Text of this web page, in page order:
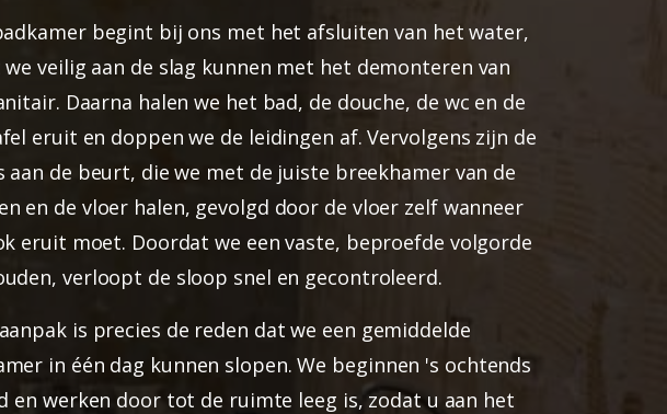
begint bij ons met het afsluiten van het water,
we veilig aan de slag kunnen met het demonteren van
Daarna halen we het bad, de douche, de wc en de
eruit en doppen we de leidingen af. Vervolgens zijn de
aan de beurt, die we met de juiste breekhamer van de
en de vloer halen, gevolgd door de vloer zelf wanneer
eruit moet. Doordat we een vaste, beproefde volgorde
verloopt de sloop snel en gecontroleerd.
is precies de reden dat we een gemiddelde
in één dag kunnen slopen. We beginnen 's ochtends
en werken door tot de ruimte leeg is, zodat u aan het